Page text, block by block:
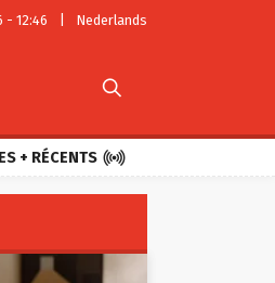
- 12:46 Nederlands

+ RÉCENTS 